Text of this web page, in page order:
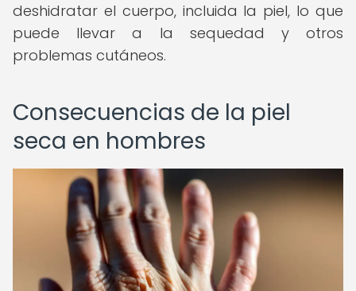
deshidratar el cuerpo, incluida la piel, lo que
puede llevar a la sequedad y otros
problemas cutáneos.
Consecuencias de la piel
seca en hombres